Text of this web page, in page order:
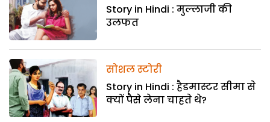
Story in Hindi : मुल्लाजी की
उलफत
सोशल स्टोरी
Story in Hindi : हैडमास्टर सीमा से
क्यों पैसे लेना चाहते थे?